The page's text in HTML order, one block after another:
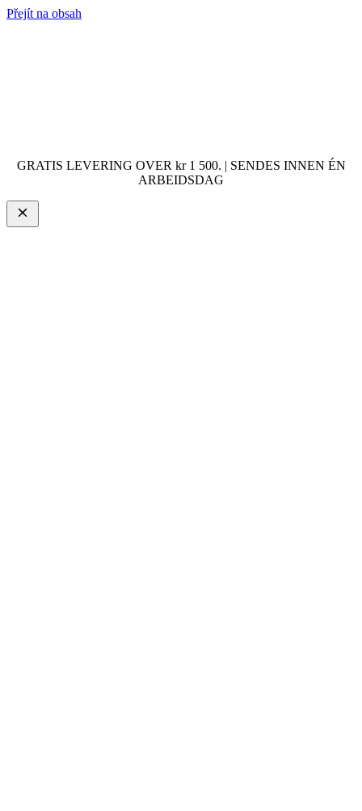
Přejít na obsah
GRATIS LEVERING OVER kr 1 500. | SENDES INNEN ÉN
ARBEIDSDAG